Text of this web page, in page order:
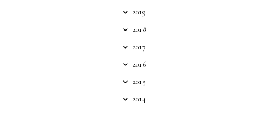
2019
2018
2017
2016
2015
2014